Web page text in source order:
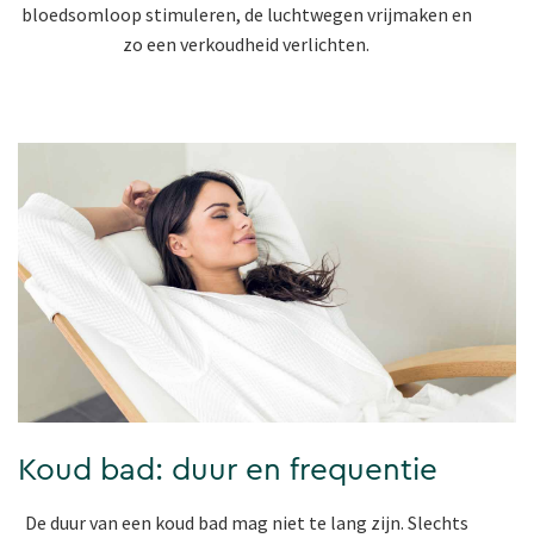
bloedsomloop stimuleren, de luchtwegen vrijmaken en
zo een verkoudheid verlichten.
Koud bad: duur en frequentie
De duur van een koud bad mag niet te lang zijn. Slechts